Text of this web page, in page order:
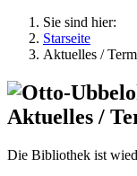
Sie sind hier:
Starseite
Aktuelles /
Aktuelles /
Die Bibliothek ist